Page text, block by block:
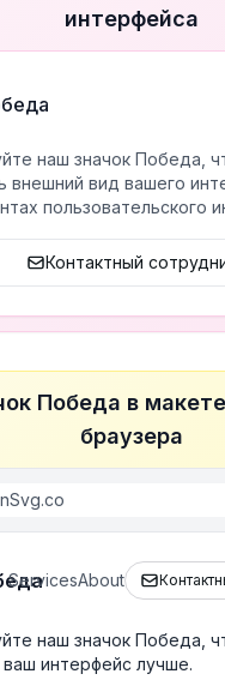
интерфейса
наш значок Победа,
внешний вид вашего
пользовательского
Контактный
Победа в
браузера
ServicesAbout
наш значок Победа,
интерфейс лучше.